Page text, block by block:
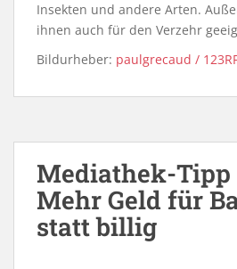
Insekten und andere Arten.
ihnen auch für den Verzehr
Bildurheber: paulgrecaud /
Mediathek-Tipp
Mehr Geld für
statt billig